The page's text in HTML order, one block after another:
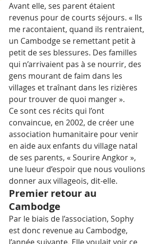
Avant elle, ses parent étaient
revenus pour de courts séjours. « Ils
me racontaient, quand ils rentraient,
un Cambodge se remettant petit à
petit de ses blessures. Des familles
qui n’arrivaient pas à se nourrir, des
gens mourant de faim dans les
villages et traînant dans les rizières
pour trouver de quoi manger ».
Ce sont ces récits qui l’ont
convaincue, en 2002, de créer une
association humanitaire pour venir
en aide aux enfants du village natal
de ses parents, « Sourire Angkor »,
une lueur d’espoir que nous voulions
donner aux villageois, dit-elle.
Premier retour au
Cambodge
Par le biais de l’association, Sophy
est donc revenue au Cambodge,